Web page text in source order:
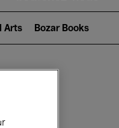
Arts Bozar Books